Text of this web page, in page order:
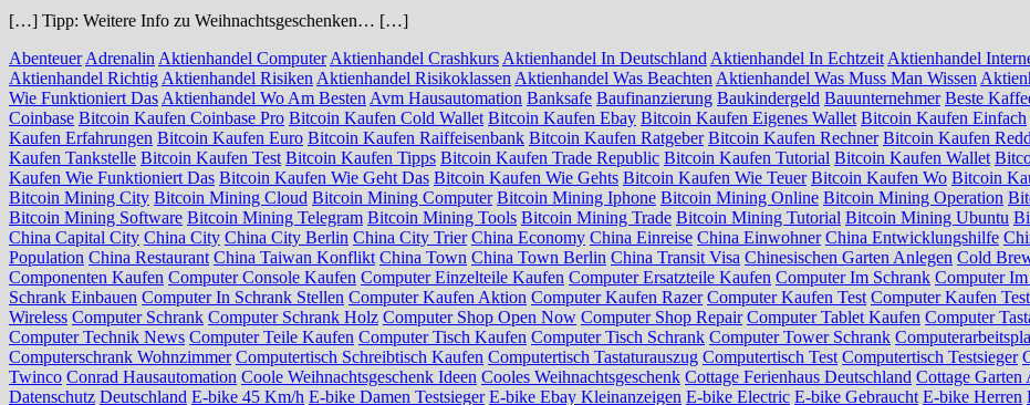
[…] Tipp: Weitere Info zu Weihnachtsgeschenken… […]
Abenteuer Adrenalin Aktienhandel Computer Aktienhandel Crashkurs Aktienhandel In Deutschland Aktienhandel In Echtzeit Aktienhandel
Aktienhandel Richtig Aktienhandel Risiken Aktienhandel Risikoklassen Aktienhandel Was Beachten Aktienhandel Was Muss Man Wissen
Wie Funktioniert Das Aktienhandel Wo Am Besten Avm Hausautomation Banksafe Baufinanzierung Baukindergeld Bauunternehmer Beste
Coinbase Bitcoin Kaufen Coinbase Pro Bitcoin Kaufen Cold Wallet Bitcoin Kaufen Ebay Bitcoin Kaufen Eigenes Wallet Bitcoin Kaufen Einfach
Kaufen Erfahrungen Bitcoin Kaufen Euro Bitcoin Kaufen Raiffeisenbank Bitcoin Kaufen Ratgeber Bitcoin Kaufen Rechner Bitcoin Kaufen
Kaufen Tankstelle Bitcoin Kaufen Test Bitcoin Kaufen Tipps Bitcoin Kaufen Trade Republic Bitcoin Kaufen Tutorial Bitcoin Kaufen Wallet
Kaufen Wie Funktioniert Das Bitcoin Kaufen Wie Geht Das Bitcoin Kaufen Wie Gehts Bitcoin Kaufen Wie Teuer Bitcoin Kaufen Wo Bitcoin
Bitcoin Mining City Bitcoin Mining Cloud Bitcoin Mining Computer Bitcoin Mining Iphone Bitcoin Mining Online Bitcoin Mining Operation
Bitcoin Mining Software Bitcoin Mining Telegram Bitcoin Mining Tools Bitcoin Mining Trade Bitcoin Mining Tutorial Bitcoin Mining Ubuntu
China Capital City China City China City Berlin China City Trier China Economy China Einreise China Einwohner China Entwicklungshilfe
Population China Restaurant China Taiwan Konflikt China Town China Town Berlin China Transit Visa Chinesischen Garten Anlegen Cold
Componenten Kaufen Computer Console Kaufen Computer Einzelteile Kaufen Computer Ersatzteile Kaufen Computer Im Schrank Computer
Schrank Einbauen Computer In Schrank Stellen Computer Kaufen Aktion Computer Kaufen Razer Computer Kaufen Test Computer Kaufen
Wireless Computer Schrank Computer Schrank Holz Computer Shop Open Now Computer Shop Repair Computer Tablet Kaufen Computer
Computer Technik News Computer Teile Kaufen Computer Tisch Kaufen Computer Tisch Schrank Computer Tower Schrank
Computerschrank Wohnzimmer Computertisch Schreibtisch Kaufen Computertisch Tastaturauszug Computertisch Test Computertisch Testsieger
Twinco Conrad Hausautomation Coole Weihnachtsgeschenk Ideen Cooles Weihnachtsgeschenk Cottage Ferienhaus Deutschland Cottage
Datenschutz Deutschland E-bike 45 Km/h E-bike Damen Testsieger E-bike Ebay Kleinanzeigen E-bike Electric E-bike Gebraucht E-bike Herren